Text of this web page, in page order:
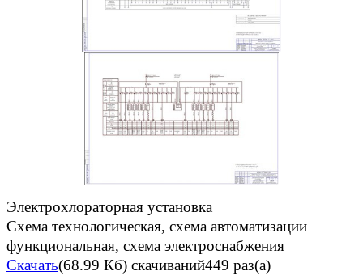
Электрохлораторная установка
Схема технологическая, схема автоматизации
функциональная, схема электроснабжения
Скачать(68.99 Кб) скачиваний449 раз(а)